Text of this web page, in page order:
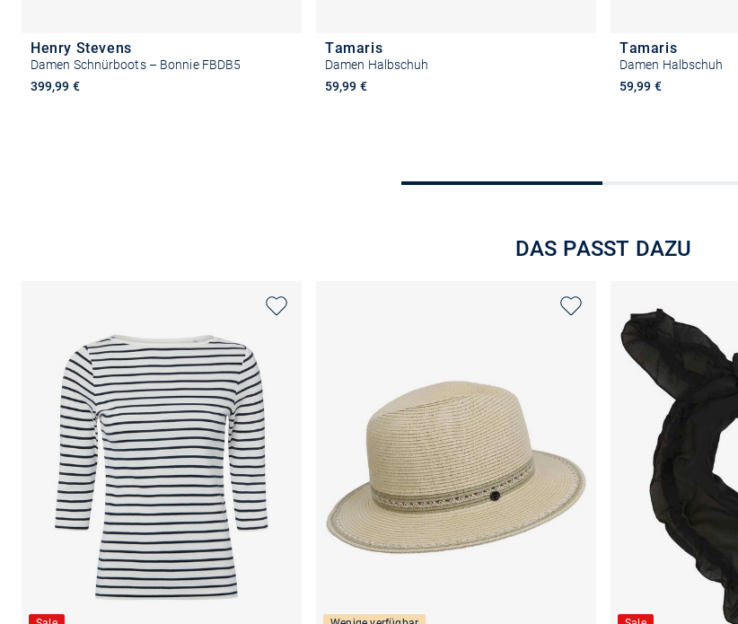
Henry Stevens
Damen Schnürboots – Bonnie FBDB5
399,99 €
Tamaris
Damen Halbschuh
59,99 €
Größe auswählen
Tamaris
Damen Halbschuh
59,99 €
DAS PASST DAZU